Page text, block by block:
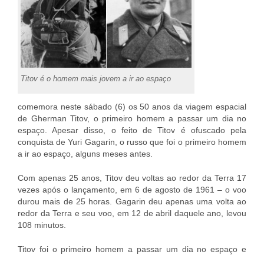
Titov é o homem mais jovem a ir ao espaço
comemora neste sábado (6) os 50 anos da viagem espacial
de Gherman Titov, o primeiro homem a passar um dia no
espaço. Apesar disso, o feito de Titov é ofuscado pela
conquista de Yuri Gagarin, o russo que foi o primeiro homem
a ir ao espaço, alguns meses antes.
Com apenas 25 anos, Titov deu voltas ao redor da Terra 17
vezes após o lançamento, em 6 de agosto de 1961 – o voo
durou mais de 25 horas. Gagarin deu apenas uma volta ao
redor da Terra e seu voo, em 12 de abril daquele ano, levou
108 minutos.
Titov foi o primeiro homem a passar um dia no espaço e